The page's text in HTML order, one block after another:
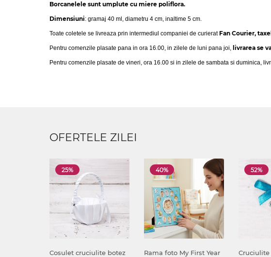
Borcanelele sunt umplute cu miere poliflora.
Dimensiuni: gramaj 40 ml, diametru 4 cm, inaltime 5 cm.
Toate coletele se livreaza prin intermediul companiei de curieratFan Courier,
Pentru comenzile plasate pana in ora 16.00, in zilele de luni pana joi, livrarea se
Pentru comenzile plasate de vineri, ora 16.00 si in zilele de sambata si duminica,
OFERTELE ZILEI
25%
Cosulet cruciulite botez
40%
Rama foto My First Year
52%
Cruciulite